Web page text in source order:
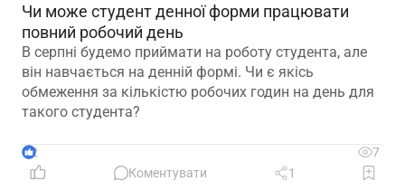
Чи може студент денної форми працювати
повний робочий день
В серпні будемо приймати на роботу студента, але
він навчається на денній формі. Чи є якісь
обмеження за кількістю робочих годин на день для
такого студента?
2
7
Коментувати
1